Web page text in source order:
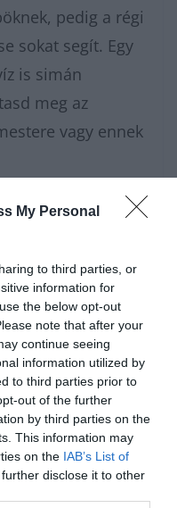
My Personal
to third parties, or
information for
the below opt-out
note that after your
continue seeing
information utilized by
to third parties prior to
out of the further
by third parties on the
This information may
on the IAB’s List of
disclose it to other
pedig a régi
sokat segít. Egy
is simán
meg az
vagy ennek
témákon agyalni,
ugorj be a
! Odabent
és minden
kvíz a tagoknak.
tovább a
rovatunkban
inkább pihennél
aKeresztlabda
áll előtted egy